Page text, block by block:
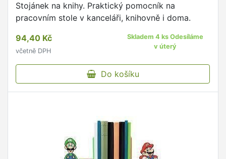
Stojánek na knihy. Praktický pomocník na
pracovním stole v kanceláři, knihovně i doma.
94,40 Kč
včetně DPH
Skladem 4 ks Odesíláme
v úterý
Do košíku